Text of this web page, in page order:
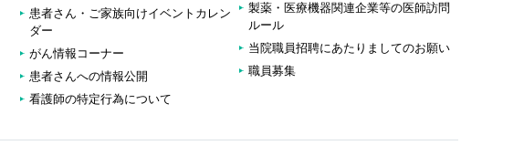
患者さん・ご家族向けイベントカレン
ダー
がん情報コーナー
患者さんへの情報公開
看護師の特定行為について
製薬・医療機器関連企業等の医師訪問
ルール
当院職員招聘にあたりましてのお願い
職員募集